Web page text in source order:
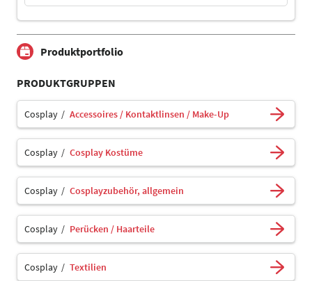
Produktportfolio
PRODUKTGRUPPEN
Cosplay Accessoires / Kontaktlinsen / Make-Up
Cosplay Cosplay Kostüme
Cosplay Cosplayzubehör, allgemein
Cosplay Perücken / Haarteile
Cosplay Textilien